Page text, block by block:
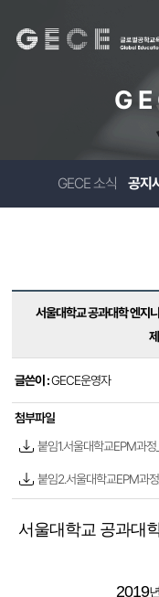
GECE 소식 공지
서울대학교 공과대학 엔지
글쓴이 :GECE운영자
첨부파일
붙임1.서울대학교EPM과
붙임2.서울대학교EPM과
서울대학교 공과대
2019년